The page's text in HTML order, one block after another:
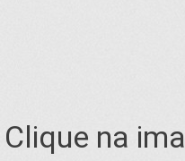
Clique na